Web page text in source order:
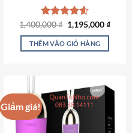
Được xếp
hạng4.62
5 sao
1,400,000₫ Giá
gốc
là:
1,400,000 ₫.
1,195,000₫Giá
THÊM VÀO GIỎ HÀNG
Giảm giá!